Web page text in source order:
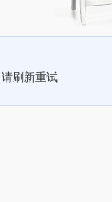
刷新重试